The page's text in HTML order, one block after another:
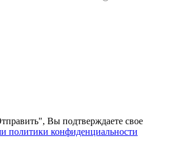
Вы подтверждаете свое
политики конфиденциальности